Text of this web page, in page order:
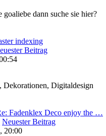
goaliebe dann suche sie hier?
indexing
Beitrag
Dekorationen, Digitaldesign
Fadenklex Deco enjoy the …
Neuester Beitrag
20:00